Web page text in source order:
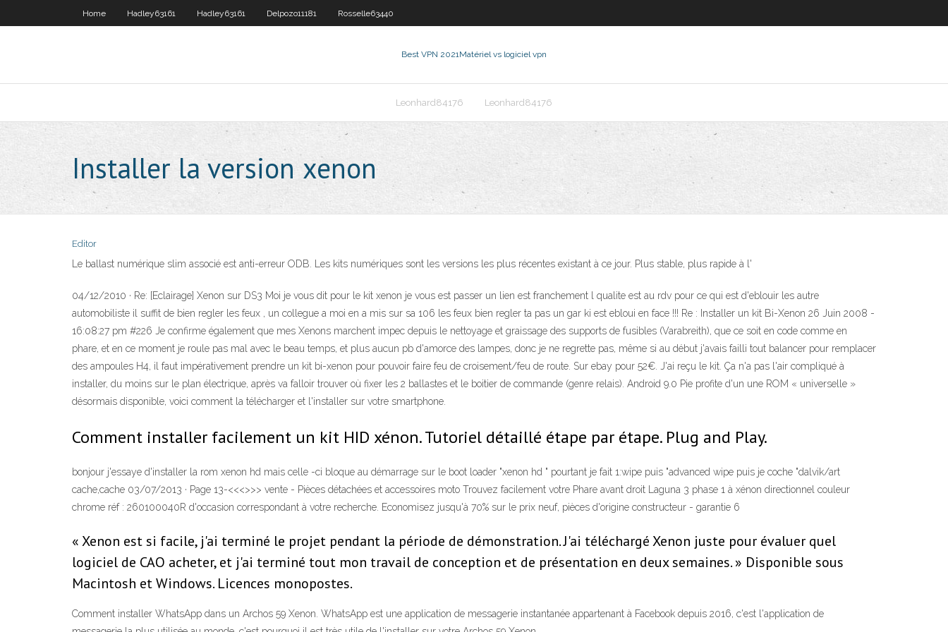
Home Hadley63161 Hadley63161 Delpozo11181 Rosselle63440
Best VPN 2021Matériel vs logiciel vpn
Leonhard84176 Leonhard84176
Installer la version xenon
Editor
Le ballast numérique slim associé est anti-erreur ODB. Les kits numériques sont les versions les plus récentes existant à ce jour. Plus stable, plus rapide à l'
04/12/2010 · Re: [Eclairage] Xenon sur DS3 Moi je vous dit pour le kit xenon je vous est passer un lien est franchement l qualite est au rdv pour ce qui est d'eblouir les autre
automobiliste il suffit de bien regler les feux , un collegue a moi en a mis sur sa 106 les feux bien regler ta pas un gar ki est ebloui en face !!! Re : Installer un kit Bi-Xenon 26 Juin 2008 -
16:08:27 pm #226 Je confirme également que mes Xenons marchent impec depuis le nettoyage et graissage des supports de fusibles (Varabreith), que ce soit en code comme en
phare, et en ce moment je roule pas mal avec le beau temps, et plus aucun pb d'amorce des lampes, donc je ne regrette pas, même si au début j'avais failli tout balancer pour remplacer
des ampoules H4, il faut impérativement prendre un kit bi-xenon pour pouvoir faire feu de croisement/feu de route. Sur ebay pour 52€. J'ai reçu le kit. Ça n'a pas l'air compliqué à
installer, du moins sur le plan électrique, après va falloir trouver où fixer les 2 ballastes et le boitier de commande (genre relais). Android 9.0 Pie profite d'un une ROM « universelle »
désormais disponible, voici comment la télécharger et l'installer sur votre smartphone.
Comment installer facilement un kit HID xénon. Tutoriel détaillé étape par étape. Plug and Play.
bonjour j'essaye d'installer la rom xenon hd mais celle -ci bloque au démarrage sur le boot loader "xenon hd " pourtant je fait 1:wipe puis "advanced wipe puis je coche "dalvik/art
cache,cache 03/07/2013 · Page 13-<<<>>> vente - Pièces détachées et accessoires moto Trouvez facilement votre Phare avant droit Laguna 3 phase 1 à xénon directionnel couleur
chrome réf : 260100040R d'occasion correspondant à votre recherche. Economisez jusqu'à 70% sur le prix neuf, pièces d'origine constructeur - garantie 6
« Xenon est si facile, j'ai terminé le projet pendant la période de démonstration. J'ai téléchargé Xenon juste pour évaluer quel
logiciel de CAO acheter, et j'ai terminé tout mon travail de conception et de présentation en deux semaines. » Disponible sous
Macintosh et Windows. Licences monopostes.
Comment installer WhatsApp dans un Archos 59 Xenon. WhatsApp est une application de messagerie instantanée appartenant à Facebook depuis 2016, c'est l'application de